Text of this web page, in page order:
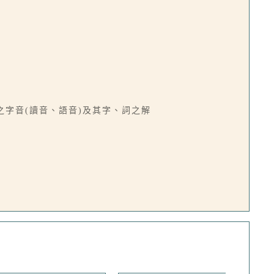
字音(讀音、語音)及其字、詞之解